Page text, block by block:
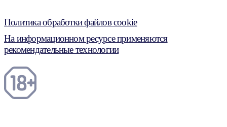
Политика обработки файлов cookie
На информационном ресурсе применяются
рекомендательные технологии